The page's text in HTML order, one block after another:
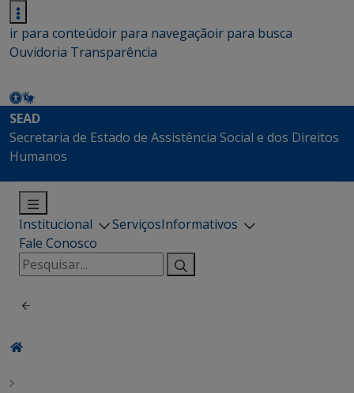
ir para conteúdoir para navegaçãoir para busca
Ouvidoria Transparência
SEAD
Secretaria de Estado de Assistência Social e dos Direitos
Humanos
Institucional ServiçosInformativos
Fale Conosco
Pesquisar
por: